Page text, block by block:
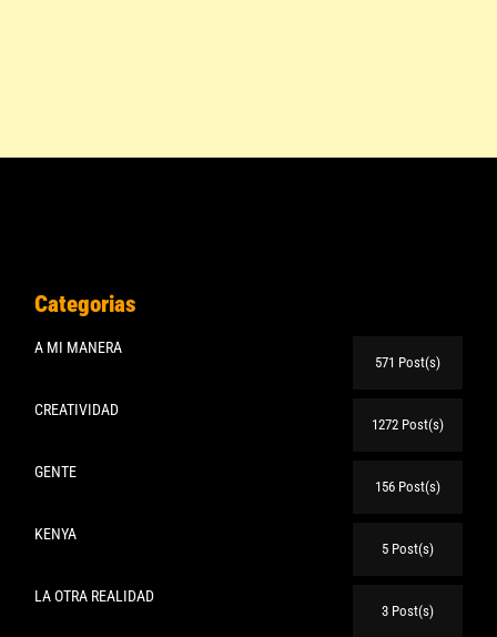
Categorias
A MI MANERA
571 Post(s)
CREATIVIDAD
1272 Post(s)
GENTE
156 Post(s)
KENYA
5 Post(s)
LA OTRA REALIDAD
3 Post(s)